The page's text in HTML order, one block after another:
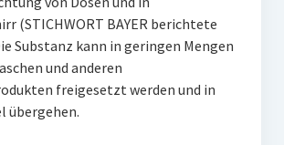
(STICHWORT BAYER berichtete
Substanz kann in geringen Mengen
und anderen
freigesetzt werden und in
übergehen.